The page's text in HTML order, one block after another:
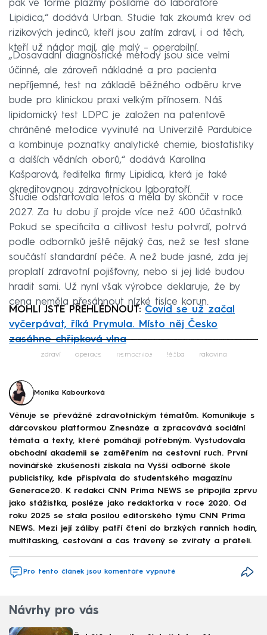
pak ve formě plazmy posíláme do laboratoře
Lipidica,“ dodává Urban. Studie tak zkoumá krev od
rizikových jedinců, kteří jsou zatím zdraví, i od těch,
kteří už nádor mají, ale malý – operabilní.
„Dosavadní diagnostické metody jsou sice velmi
účinné, ale zároveň nákladné a pro pacienta
nepříjemné, test na základě běžného odběru krve
bude pro klinickou praxi velkým přínosem. Náš
lipidomický test LDPC je založen na patentově
chráněné metodice vyvinuté na Univerzitě Pardubice
a kombinuje poznatky analytické chemie, biostatistiky
a dalších vědních oborů,“ dodává Karolína
Kašparová, ředitelka firmy Lipidica, která je také
akreditovanou zdravotnickou laboratoří.
Studie odstartovala letos a měla by skončit v roce
2027. Za tu dobu jí projde více než 400 účastníků.
Pokud se specificita a citlivost testu potvrdí, potrvá
podle odborníků ještě nějaký čas, než se test stane
součástí standardní péče. A než bude jasné, zda jej
proplatí zdravotní pojišťovny, nebo si jej lidé budou
hradit sami. Už nyní však výrobce deklaruje, že by
cena neměla přesáhnout nízké tisíce korun.
MOHLI JSTE PŘEHLÉDNOUT: Covid se už začal
vyčerpávat, říká Prymula. Místo něj Česko
zasáhne chřipková vlna
Failed to fetch
zdraví operace nemocnice léčba rakovina
Monika Kabourková
Věnuje se převážně zdravotnickým tématům. Komunikuje s
dárcovskou platformou Znesnáze a zpracovává sociální
témata a texty, které pomáhají potřebným. Vystudovala
obchodní akademii se zaměřením na cestovní ruch. První
novinářské zkušenosti získala na Vyšší odborné škole
publicistiky, kde přispívala do studentského magazínu
Generace20. K redakci CNN Prima NEWS se připojila zprvu
jako stážistka, posléze jako redaktorka v roce 2020. Od
roku 2025 se stala posilou editorského týmu CNN Prima
NEWS. Mezi její záliby patří čtení do brzkých ranních hodin,
multitasking, cestování a čas trávený se zvířaty a přáteli.
Pro tento článek jsou komentáře vypnuté
Návrhy pro vás